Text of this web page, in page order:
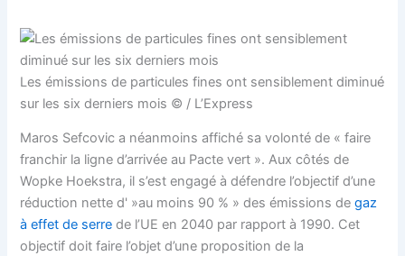
Les émissions de particules fines ont sensiblement diminué
sur les six derniers mois © / L’Express
Maros Sefcovic a néanmoins affiché sa volonté de « faire
franchir la ligne d’arrivée au Pacte vert ». Aux côtés de
Wopke Hoekstra, il s’est engagé à défendre l’objectif d’une
réduction nette d' »au moins 90 % » des émissions degaz
à effet de serrede l’UE en 2040 par rapport à 1990. Cet
objectif doit faire l’objet d’une proposition de la